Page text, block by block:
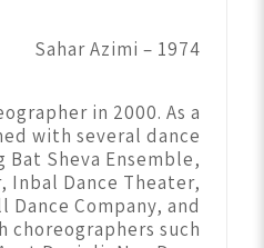
Sahar Azimi – 1974
in 2000. As a
with several dance
Sheva Ensemble,
Inbal Dance Theater,
Dance Company, and
such